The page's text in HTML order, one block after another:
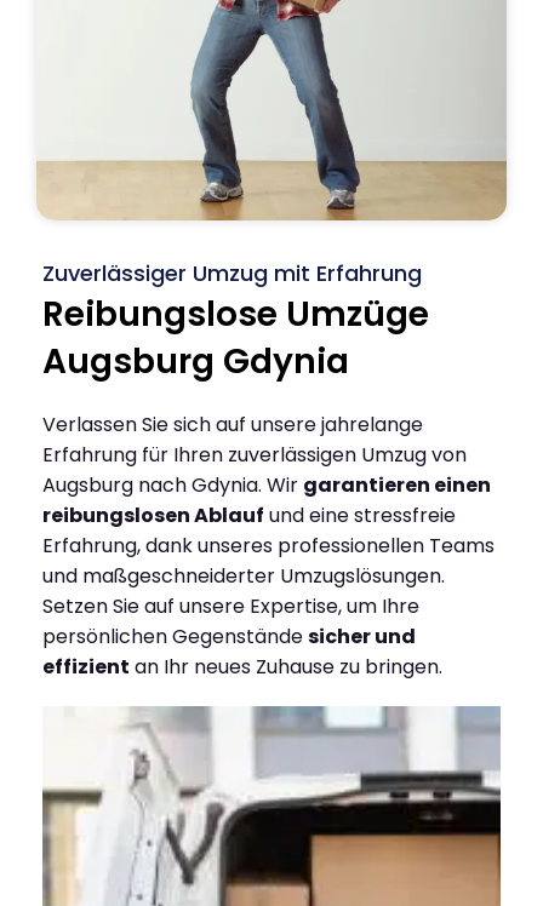
Zuverlässiger Umzug mit Erfahrung
Reibungslose Umzüge
Augsburg Gdynia
Verlassen Sie sich auf unsere jahrelange
Erfahrung für Ihren zuverlässigen Umzug von
Augsburg nach Gdynia. Wir garantieren einen
reibungslosen Ablauf und eine stressfreie
Erfahrung, dank unseres professionellen Teams
und maßgeschneiderter Umzugslösungen.
Setzen Sie auf unsere Expertise, um Ihre
persönlichen Gegenständesicher und
effizient an Ihr neues Zuhause zu bringen.